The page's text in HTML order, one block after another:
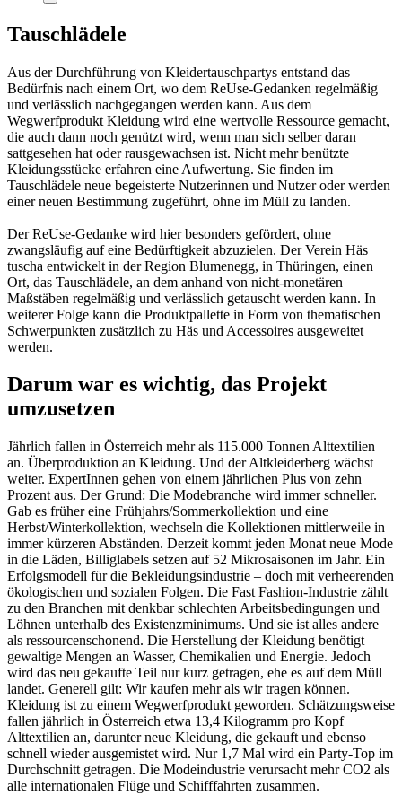
Tauschlädele
Aus der Durchführung von Kleidertauschpartys entstand das
Bedürfnis nach einem Ort, wo dem ReUse-Gedanken regelmäßig
und verlässlich nachgegangen werden kann. Aus dem
Wegwerfprodukt Kleidung wird eine wertvolle Ressource gemacht,
die auch dann noch genützt wird, wenn man sich selber daran
sattgesehen hat oder rausgewachsen ist. Nicht mehr benützte
Kleidungsstücke erfahren eine Aufwertung. Sie finden im
Tauschlädele neue begeisterte Nutzerinnen und Nutzer oder werden
einer neuen Bestimmung zugeführt, ohne im Müll zu landen.
Der ReUse-Gedanke wird hier besonders gefördert, ohne
zwangsläufig auf eine Bedürftigkeit abzuzielen. Der Verein Häs
tuscha entwickelt in der Region Blumenegg, in Thüringen, einen
Ort, das Tauschlädele, an dem anhand von nicht-monetären
Maßstäben regelmäßig und verlässlich getauscht werden kann. In
weiterer Folge kann die Produktpallette in Form von thematischen
Schwerpunkten zusätzlich zu Häs und Accessoires ausgeweitet
werden.
Darum war es wichtig, das Projekt
umzusetzen
Jährlich fallen in Österreich mehr als 115.000 Tonnen Alttextilien
an. Überproduktion an Kleidung. Und der Altkleiderberg wächst
weiter. ExpertInnen gehen von einem jährlichen Plus von zehn
Prozent aus. Der Grund: Die Modebranche wird immer schneller.
Gab es früher eine Frühjahrs/Sommerkollektion und eine
Herbst/Winterkollektion, wechseln die Kollektionen mittlerweile in
immer kürzeren Abständen. Derzeit kommt jeden Monat neue Mode
in die Läden, Billiglabels setzen auf 52 Mikrosaisonen im Jahr. Ein
Erfolgsmodell für die Bekleidungsindustrie – doch mit verheerenden
ökologischen und sozialen Folgen. Die Fast Fashion-Industrie zählt
zu den Branchen mit denkbar schlechten Arbeitsbedingungen und
Löhnen unterhalb des Existenzminimums. Und sie ist alles andere
als ressourcenschonend. Die Herstellung der Kleidung benötigt
gewaltige Mengen an Wasser, Chemikalien und Energie. Jedoch
wird das neu gekaufte Teil nur kurz getragen, ehe es auf dem Müll
landet. Generell gilt: Wir kaufen mehr als wir tragen können.
Kleidung ist zu einem Wegwerfprodukt geworden. Schätzungsweise
fallen jährlich in Österreich etwa 13,4 Kilogramm pro Kopf
Alttextilien an, darunter neue Kleidung, die gekauft und ebenso
schnell wieder ausgemistet wird. Nur 1,7 Mal wird ein Party-Top im
Durchschnitt getragen. Die Modeindustrie verursacht mehr CO2 als
alle internationalen Flüge und Schifffahrten zusammen.